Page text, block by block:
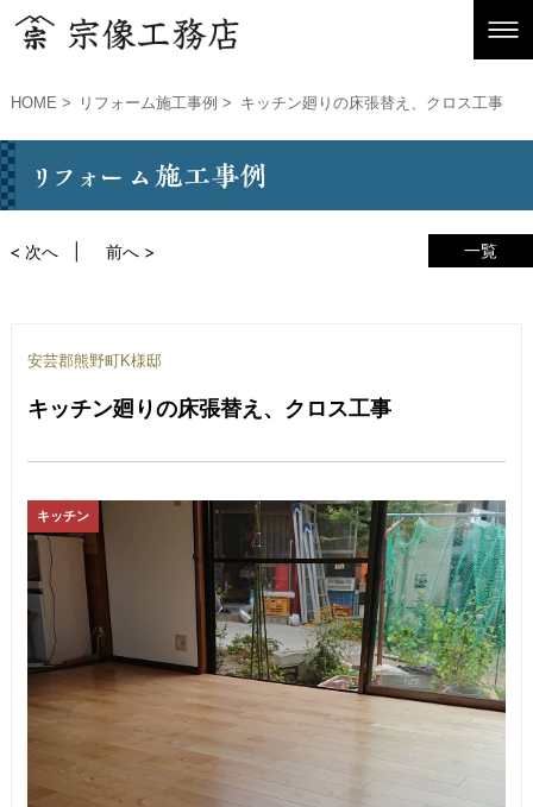
HOME リフォーム施工事例 キッチン廻りの床張替え、クロス工事
一覧
< 次へ 前へ >
安芸郡熊野町K様邸
キッチン廻りの床張替え、クロス工事
キッチン